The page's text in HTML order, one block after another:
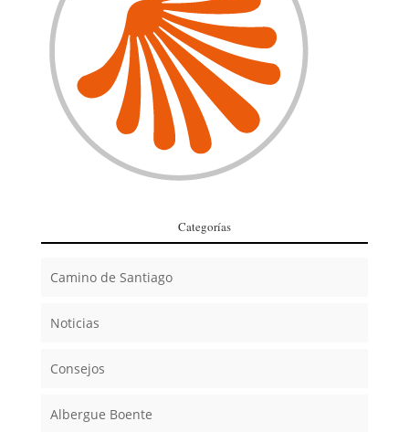
Categorías
Camino de Santiago
Noticias
Consejos
Albergue Boente